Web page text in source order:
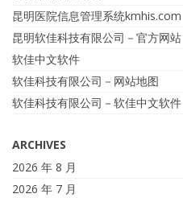
昆明医院信息管理系统kmhis.com
昆明软佳科技有限公司－官方网站
软佳中文软件
软佳科技有限公司－网站地图
软佳科技有限公司－软佳中文软件
ARCHIVES
2026 年 8 月
2026 年 7 月